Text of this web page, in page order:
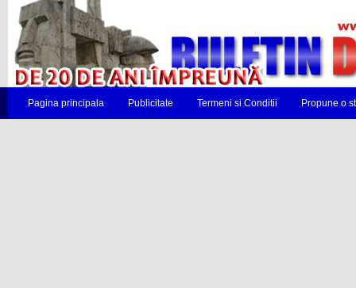
Pagina principala Publicitate Termeni si Conditii Propune o